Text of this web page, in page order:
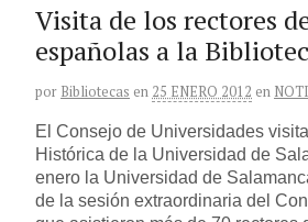
Visita de los rectores
españolas a la
por Bibliotecas en 25 ENERO 2012 en
El Consejo de Universidades
Histórica de la Universidad de
enero la Universidad de
de la sesión extraordinaria del